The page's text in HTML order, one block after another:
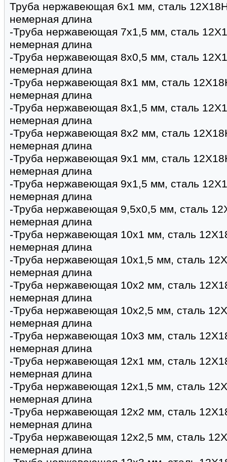
Труба нержавеющая 6х1 мм, сталь
немерная длина
-Труба нержавеющая 7х1,5 мм, сталь
немерная длина
-Труба нержавеющая 8х0,5 мм, сталь
немерная длина
-Труба нержавеющая 8х1 мм, сталь
немерная длина
-Труба нержавеющая 8х1,5 мм, сталь
немерная длина
-Труба нержавеющая 8х2 мм, сталь
немерная длина
-Труба нержавеющая 9х1 мм, сталь
немерная длина
-Труба нержавеющая 9х1,5 мм, сталь
немерная длина
-Труба нержавеющая 9,5х0,5 мм, сталь
немерная длина
-Труба нержавеющая 10х1 мм, сталь
немерная длина
-Труба нержавеющая 10х1,5 мм, сталь
немерная длина
-Труба нержавеющая 10х2 мм, сталь
немерная длина
-Труба нержавеющая 10х2,5 мм, сталь
немерная длина
-Труба нержавеющая 10х3 мм, сталь
немерная длина
-Труба нержавеющая 12х1 мм, сталь
немерная длина
-Труба нержавеющая 12х1,5 мм, сталь
немерная длина
-Труба нержавеющая 12х2 мм, сталь
немерная длина
-Труба нержавеющая 12х2,5 мм, сталь
немерная длина